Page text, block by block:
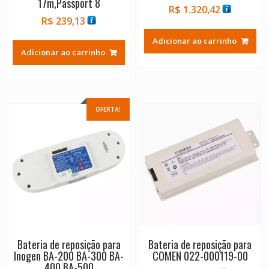
R$ 239,13
Adicionar ao carrinho
R$ 1.320,42
Adicionar ao carrinho
OFERTA!
Bateria de reposição para
Inogen BA-200 BA-300 BA-
Bateria de reposição para
COMEN 022-000119-00